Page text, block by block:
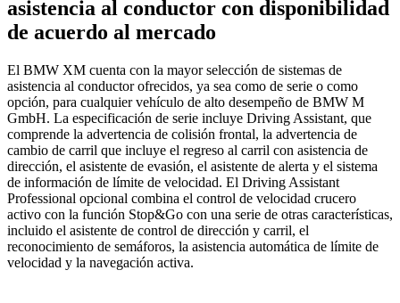
asistencia al conductor con disponibilidad
de acuerdo al mercado
El BMW XM cuenta con la mayor selección de sistemas de
asistencia al conductor ofrecidos, ya sea como de serie o como
opción, para cualquier vehículo de alto desempeño de BMW M
GmbH. La especificación de serie incluye Driving Assistant, que
comprende la advertencia de colisión frontal, la advertencia de
cambio de carril que incluye el regreso al carril con asistencia de
dirección, el asistente de evasión, el asistente de alerta y el sistema
de información de límite de velocidad. El Driving Assistant
Professional opcional combina el control de velocidad crucero
activo con la función Stop&Go con una serie de otras características,
incluido el asistente de control de dirección y carril, el
reconocimiento de semáforos, la asistencia automática de límite de
velocidad y la navegación activa.